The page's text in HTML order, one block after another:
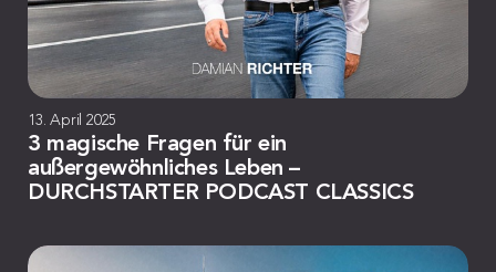
13. April 2025
3 magische Fragen für ein
außergewöhnliches Leben –
DURCHSTARTER PODCAST CLASSICS